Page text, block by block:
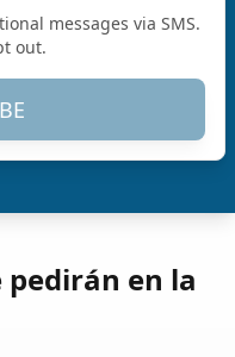
messages via SMS.
out.
en la